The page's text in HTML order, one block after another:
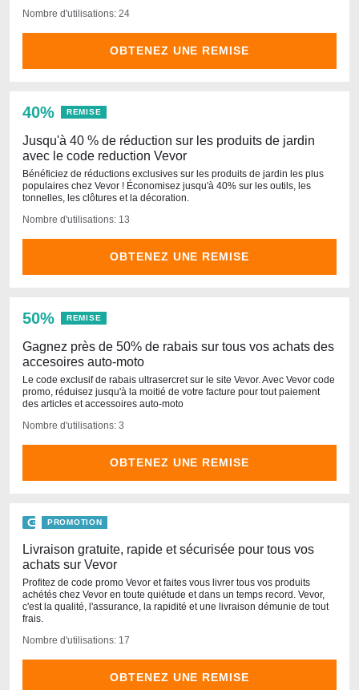
Nombre d'utilisations: 24
OBTENEZ UNE REMISE
40% REMISE
Jusqu'à 40 % de réduction sur les produits de jardin
avec le code reduction Vevor
Bénéficiez de réductions exclusives sur les produits de jardin les plus
populaires chez Vevor ! Économisez jusqu'à 40% sur les outils, les
tonnelles, les clôtures et la décoration.
Nombre d'utilisations: 13
OBTENEZ UNE REMISE
50% REMISE
Gagnez près de 50% de rabais sur tous vos achats des
accesoires auto-moto
Le code exclusif de rabais ultrasercret sur le site Vevor. Avec Vevor code
promo, réduisez jusqu'à la moitié de votre facture pour tout paiement
des articles et accessoires auto-moto
Nombre d'utilisations: 3
OBTENEZ UNE REMISE
PROMOTION
Livraison gratuite, rapide et sécurisée pour tous vos
achats sur Vevor
Profitez de code promo Vevor et faites vous livrer tous vos produits
achétés chez Vevor en toute quiétude et dans un temps record. Vevor,
c'est la qualité, l'assurance, la rapidité et une livraison démunie de tout
frais.
Nombre d'utilisations: 17
OBTENEZ UNE REMISE